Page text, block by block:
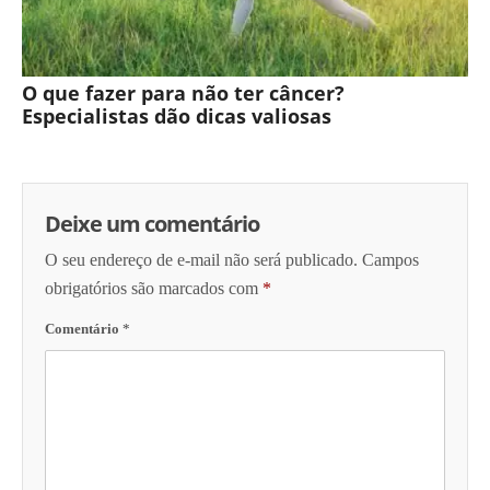
O que fazer para não ter câncer?
Especialistas dão dicas valiosas
Deixe um comentário
O seu endereço de e-mail não será publicado. Campos
obrigatórios são marcados com *
Comentário *